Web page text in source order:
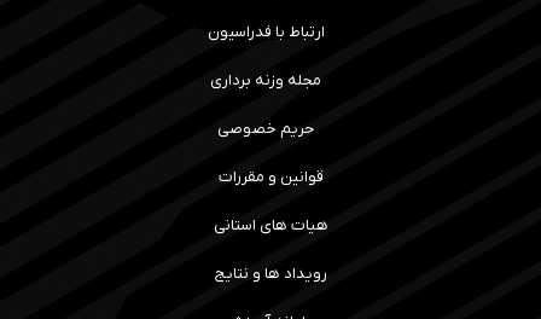
ارتباط با فدراسیون
مجله وزنه برداری
حریم خصوصی
قوانین و مقررات
هیات های استانی
رویداد ها و نتایج